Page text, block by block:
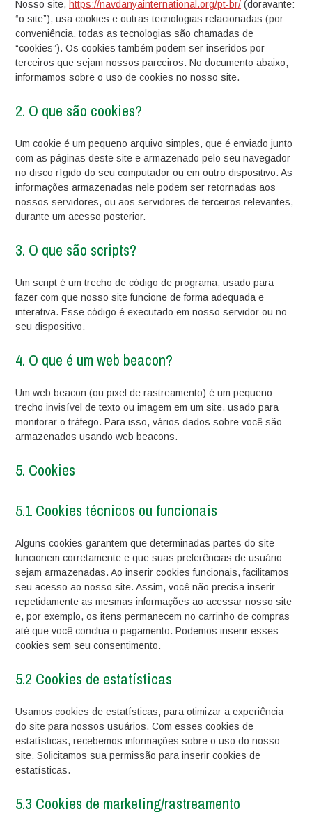
Nosso site, https://navdanyainternational.org/pt-br/ (doravante:
“o site”), usa cookies e outras tecnologias relacionadas (por
conveniência, todas as tecnologias são chamadas de
“cookies”). Os cookies também podem ser inseridos por
terceiros que sejam nossos parceiros. No documento abaixo,
informamos sobre o uso de cookies no nosso site.
2. O que são cookies?
Um cookie é um pequeno arquivo simples, que é enviado junto
com as páginas deste site e armazenado pelo seu navegador
no disco rígido do seu computador ou em outro dispositivo. As
informações armazenadas nele podem ser retornadas aos
nossos servidores, ou aos servidores de terceiros relevantes,
durante um acesso posterior.
3. O que são scripts?
Um script é um trecho de código de programa, usado para
fazer com que nosso site funcione de forma adequada e
interativa. Esse código é executado em nosso servidor ou no
seu dispositivo.
4. O que é um web beacon?
Um web beacon (ou pixel de rastreamento) é um pequeno
trecho invisível de texto ou imagem em um site, usado para
monitorar o tráfego. Para isso, vários dados sobre você são
armazenados usando web beacons.
5. Cookies
5.1 Cookies técnicos ou funcionais
Alguns cookies garantem que determinadas partes do site
funcionem corretamente e que suas preferências de usuário
sejam armazenadas. Ao inserir cookies funcionais, facilitamos
seu acesso ao nosso site. Assim, você não precisa inserir
repetidamente as mesmas informações ao acessar nosso site
e, por exemplo, os itens permanecem no carrinho de compras
até que você conclua o pagamento. Podemos inserir esses
cookies sem seu consentimento.
5.2 Cookies de estatísticas
Usamos cookies de estatísticas, para otimizar a experiência
do site para nossos usuários. Com esses cookies de
estatísticas, recebemos informações sobre o uso do nosso
site. Solicitamos sua permissão para inserir cookies de
estatísticas.
5.3 Cookies de marketing/rastreamento